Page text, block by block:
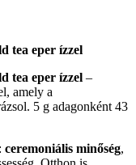
tea eper ízzel
tea eper ízzel –
amely a
5 g adagonként 43
ceremoniális minőség,